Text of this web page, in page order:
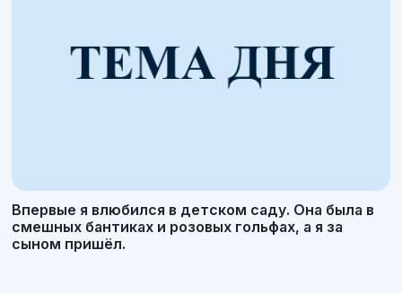
Впервые я влюбился в детском саду. Она была в
смешных бантиках и розовых гольфах, а я за
сыном пришёл.